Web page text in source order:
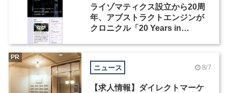
ライゾマティクス設立から20周
年、アブストラクトエンジンが
クロニクル「20 Years in
ニュース 8/7
【求人情報】ダイレクトマーケ
PR